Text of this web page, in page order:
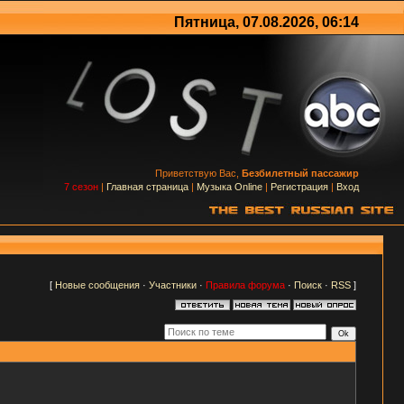
Пятница, 07.08.2026, 06:14
Приветствую Вас, Безбилетный пассажир
7 сезон | Главная страница | Музыка Online | Регистрация | Вход
[ Новые сообщения· Участники· Правила форума· Поиск· RSS]